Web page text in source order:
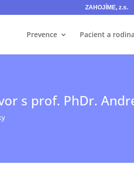
ZAHOJÍME, z.s.
Prevence Pacient a rodina
s prof. PhDr.